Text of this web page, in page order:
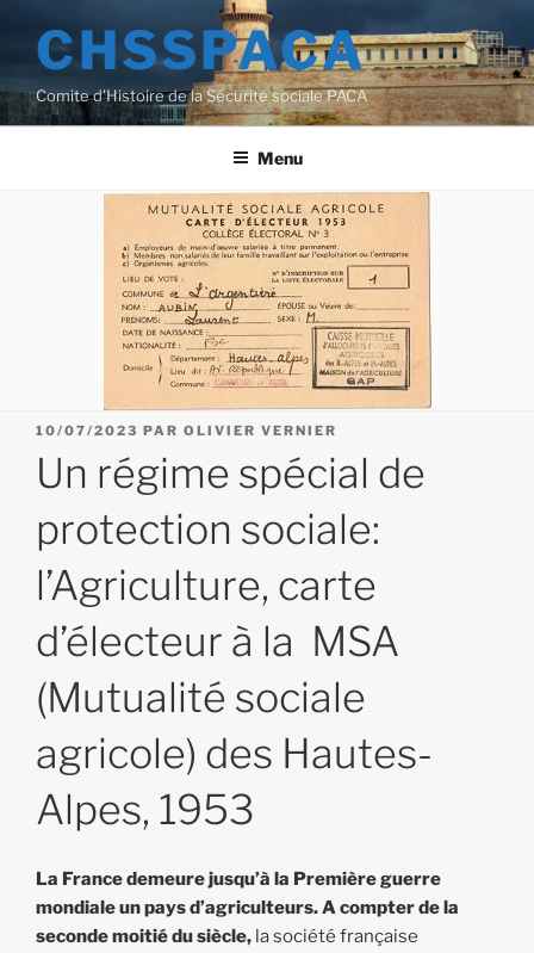
contenu
principal
CHSSPACA
Comite d'Histoire de la Sécurité sociale PACA
Menu
PUBLIÉ
10/07/2023 PAR OLIVIER VERNIER
Un régime spécial de
protection sociale:
l’Agriculture, carte
d’électeur à la MSA
(Mutualité sociale
agricole) des Hautes-
Alpes, 1953
La France demeure jusqu’à la Première guerre
mondiale un pays d’agriculteurs. A compter de la
seconde moitié du siècle, la société française